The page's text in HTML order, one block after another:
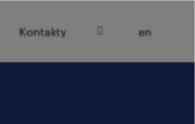
Kontakty cz
en